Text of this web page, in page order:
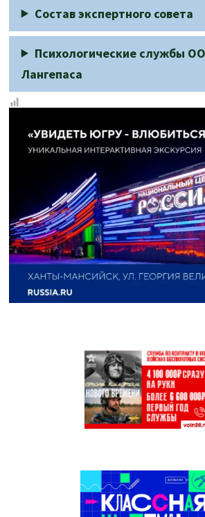
Состав экспертного совета
Психологические службы
Лангепаса